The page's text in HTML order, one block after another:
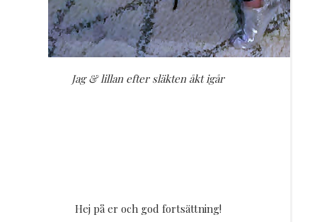
Jag & lillan efter släkten åkt igår
Hej på er och god fortsättning!